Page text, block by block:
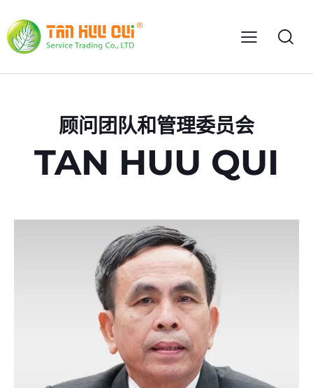
顾问团队和管理委员会
TAN HUU QUI